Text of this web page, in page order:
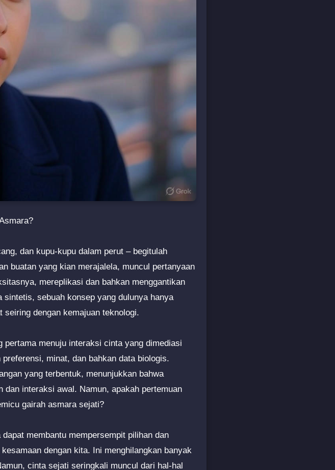
dan kupu-kupu dalam perut – begitulah
buatan yang kian merajalela, muncul pertanyaan
mereplikasi dan bahkan menggantikan
sintetis, sebuah konsep yang dulunya hanya
dengan kemajuan teknologi.
menuju interaksi cinta yang dimediasi
minat, dan bahkan data biologis.
yang terbentuk, menunjukkan bahwa
interaksi awal. Namun, apakah pertemuan
gairah asmara sejati?
membantu mempersempit pilihan dan
dengan kita. Ini menghilangkan banyak
cinta sejati seringkali muncul dari hal-hal